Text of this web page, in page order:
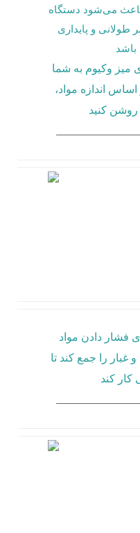
می‌شود دستگاه
طولانی و پایداری
میز وکیوم به شما
اندازه مواد،
فشار دادن مواد
را جمع کند تا